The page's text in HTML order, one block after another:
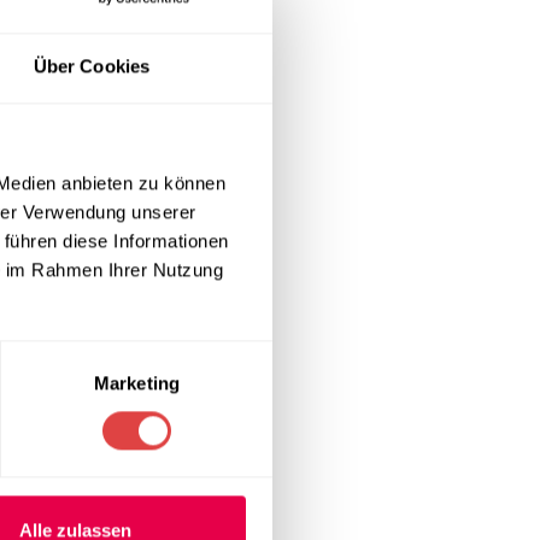
Über Cookies
anbieten zu können
Verwendung unserer
diese Informationen
Rahmen Ihrer Nutzung
Marketing
Alle zulassen